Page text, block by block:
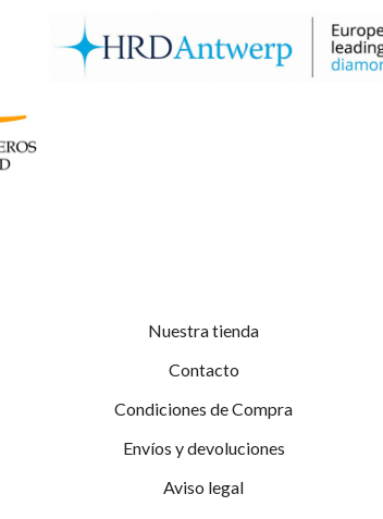
Nuestra tienda
Contacto
Condiciones de Compra
Envíos y devoluciones
Aviso legal